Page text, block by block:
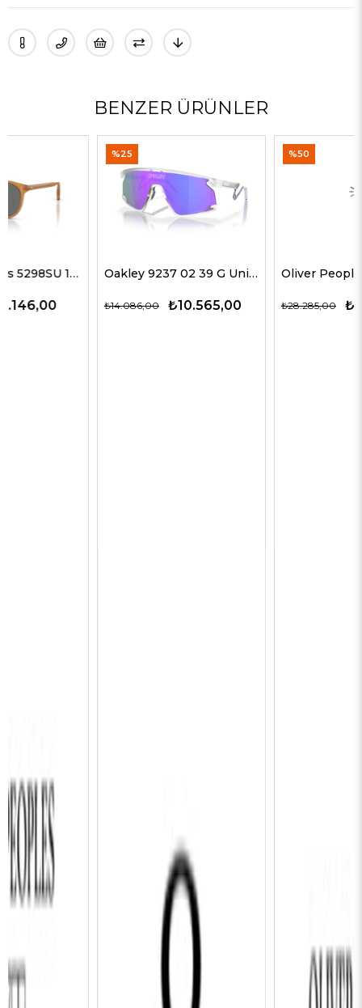
BENZER ÜRÜNLER
Oakley 9237 02 39 G Unisex Güneş Gözlükleri
₺10.565,00
₺14.086,00
Oliver Peoples 5514SU 1678C5 51 G Unisex Güneş Gözlükleri
₺14.143,00
₺28.285,00